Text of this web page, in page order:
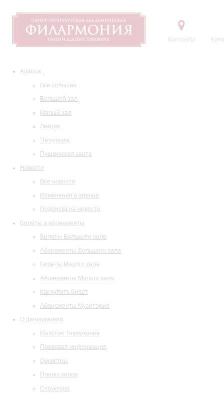
Контакты
Афиша
Все события
Большой зал
Малый зал
Лекции
Экскурсии
Пушкинская карта
Новости
Все новости
Изменения в афише
Подписка на новости
Билеты и абонементы
Билеты Большого зала
Абонементы Большого зала
Билеты Малого зала
Абонементы Малого зала
Как купить билет
Абонементы Музитория
О филармонии
Маэстро Темирканов
Правовая информация
Оркестры
Планы залов
Структура